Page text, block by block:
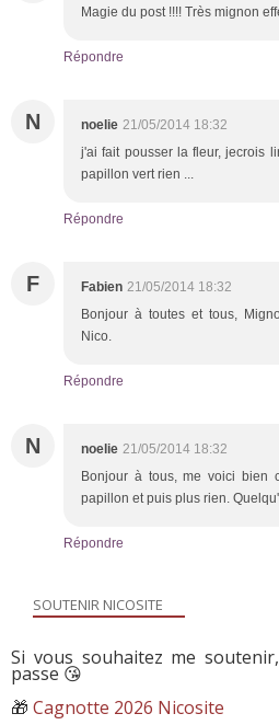
Magie du post !!!! Très mignon
Répondre
N noelie 21/05/2014 18:32
j'ai fait pousser la fleur, jecrois
papillon vert rien ...
Répondre
F Fabien 21/05/2014 18:32
Bonjour à toutes et tous,
Nico.
Répondre
N noelie 21/05/2014 18:32
Bonjour à tous, me voici bien
papillon et puis plus rien.
Répondre
SOUTENIR NICOSITE
Si vous souhaitez me
passe 😘
🎁 Cagnotte 2026 Nicosite